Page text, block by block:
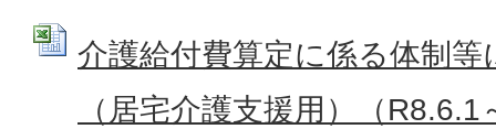
介護給付費算定に係る体制等
（居宅介護支援用）（